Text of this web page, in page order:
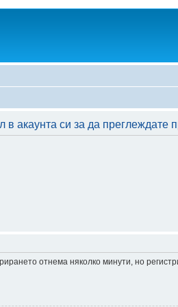
в акаунта си за да преглеждате
отнема няколко минути, но